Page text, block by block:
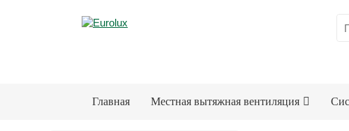
Главная Местная вытяжная вентиляция